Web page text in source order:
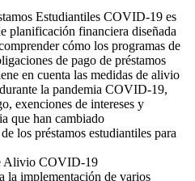
Estudiantiles COVID-19 es
planificación financiera diseñada
cómo los programas de
de pago de préstamos
en cuenta las medidas de alivio
la pandemia COVID-19,
exenciones de intereses y
que han cambiado
los préstamos estudiantiles para
Alivio COVID-19
implementación de varios